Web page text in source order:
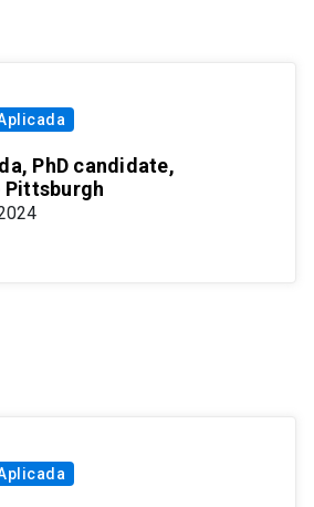
PhD candidate,
Pittsburgh